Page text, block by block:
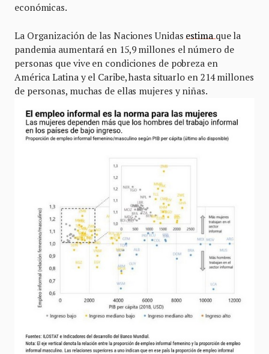
económicas.
La Organización de las Naciones Unidasestimaque la
pandemia aumentará en 15,9 millones el número de
personas que vive en condiciones de pobreza en
América Latina y el Caribe, hasta situarlo en 214 millones
de personas, muchas de ellas mujeres y niñas.